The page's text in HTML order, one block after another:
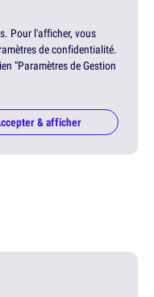
Pour l'afficher, vous
de confidentialité.
"Paramètres de Gestion
& afficher